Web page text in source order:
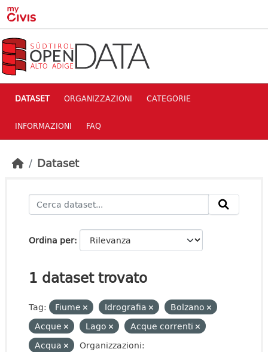
Skip to main content
DATASET ORGANIZZAZIONI CATEGORIE
INFORMAZIONI FAQ
Dataset
Ordina per
1 dataset trovato
Tag: Fiume Idrografia
Bolzano
Acque
Lago
Acque correnti
Acqua
Organizzazioni: